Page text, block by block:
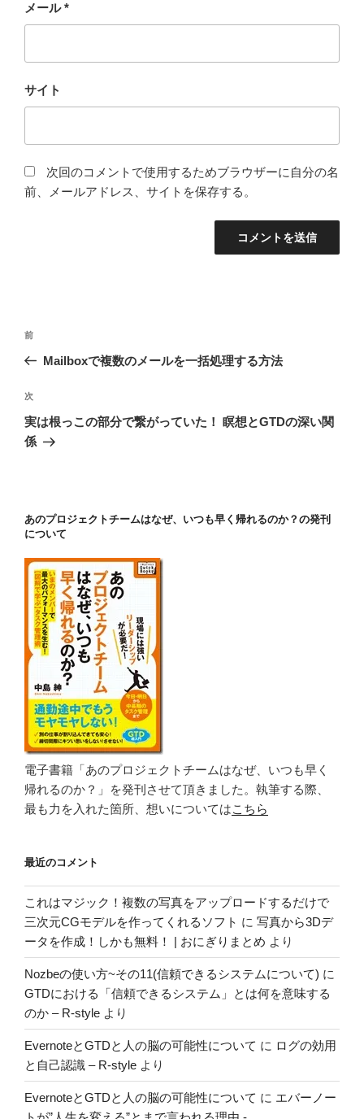
メール*
サイト
次回のコメントで使用するためブラウザーに自分の名
前、メールアドレス、サイトを保存する。
投
ビ
ゲ
ー
前
の
稿
前
Mailboxで複数のメールを一括処理する方法
次
の
投
次
実は根っこの部分で繋がっていた！ 瞑想とGTDの深い関
係
あのプロジェクトチームはなぜ、いつも早く帰れるのか？の発刊
について
電子書籍「あのプロジェクトチームはなぜ、いつも早く
帰れるのか？」を発刊させて頂きました。執筆する際、
最も力を入れた箇所、想いについてはこちら
最近のコメント
これはマジック！複数の写真をアップロードするだけで
三次元CGモデルを作ってくれるソフト に 写真から3Dデ
ータを作成！しかも無料！ | おにぎりまとめ より
Nozbeの使い方~その11(信頼できるシステムについて) に
GTDにおける「信頼できるシステム」とは何を意味する
のか – R-style より
EvernoteとGTDと人の脳の可能性について に ログの効用
と自己認識 – R-style より
EvernoteとGTDと人の脳の可能性について に エバーノー